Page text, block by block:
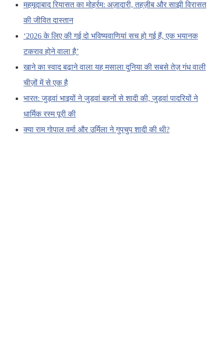
महमूदाबाद रियासत का मोहर्रम: अज़ादारी, तहज़ीब और साझी विरासत
की जीवित दास्तान
‘2026 के लिए की गई दो भविष्यवाणियां सच हो गई हैं, एक भयानक
टकराव होने वाला है’
खाने का स्वाद बढ़ाने वाला यह मसाला दुनिया की सबसे तेज़ गंध वाली
चीज़ों में से एक है
भारत: जुड़वां भाइयों ने जुड़वां बहनों से शादी की, जुड़वां पादरियों ने
धार्मिक रस्म पूरी की
क्या राम गोपाल वर्मा और उर्मिला ने गुपचुप शादी की थी?